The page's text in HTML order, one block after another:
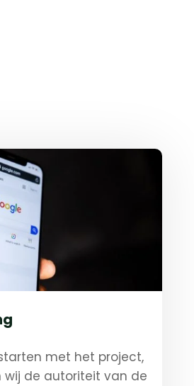
met het project,
wij de autoriteit van de